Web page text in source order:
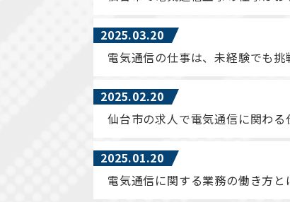
2025.03.20
電気通信の仕事は、未経験でも挑
2025.02.20
仙台市の求人で電気通信に関わる
2025.01.20
電気通信に関する業務の働き方と